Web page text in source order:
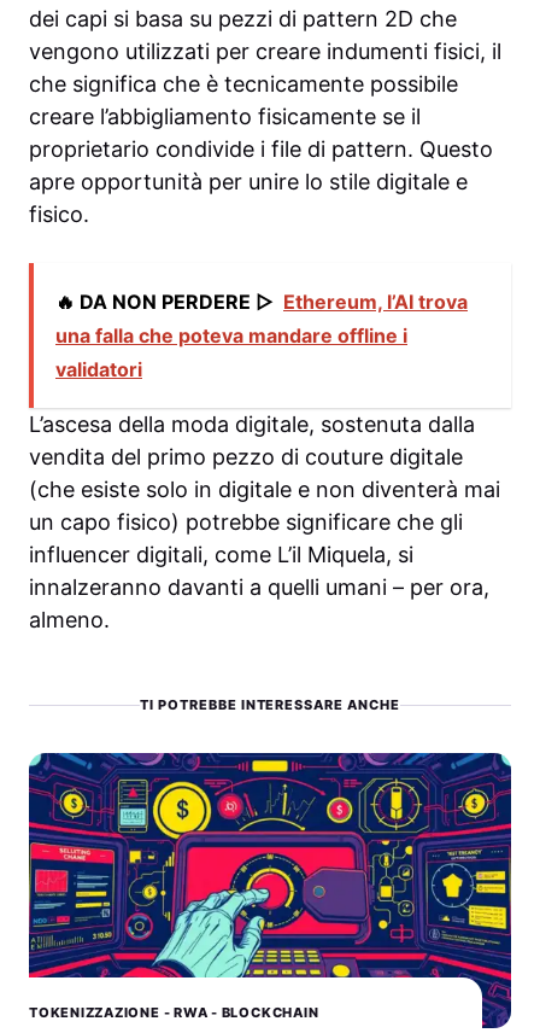
dei capi si basa su pezzi di pattern 2D che
vengono utilizzati per creare indumenti fisici, il
che significa che è tecnicamente possibile
creare l’abbigliamento fisicamente se il
proprietario condivide i file di pattern. Questo
apre opportunità per unire lo stile digitale e
fisico.
🔥 DA NON PERDERE ▷ Ethereum, l’AI trova
una falla che poteva mandare offline i
validatori
L’ascesa della moda digitale, sostenuta dalla
vendita del primo pezzo di couture digitale
(che esiste solo in digitale e non diventerà mai
un capo fisico) potrebbe significare che gli
influencer digitali, come L’il Miquela, si
innalzeranno davanti a quelli umani – per ora,
almeno.
TI POTREBBE INTERESSARE ANCHE
TOKENIZZAZIONE - RWA - BLOCKCHAIN